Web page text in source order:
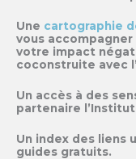
Une cartographie
vous
votre impact
coconstruite avec
Un accès à des
partenaire
Un index des liens
guides gratuits.